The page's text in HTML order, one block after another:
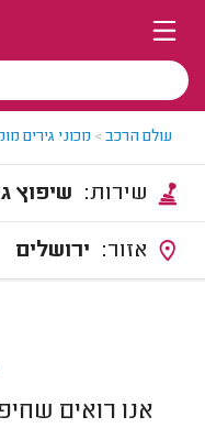
עולם הרכב> מכוני גירים
שיפוץ
ירושלים
אנו רואים